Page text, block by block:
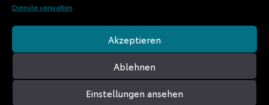
Dienste verwalten
Akzeptieren
Ablehnen
Einstellungen ansehen